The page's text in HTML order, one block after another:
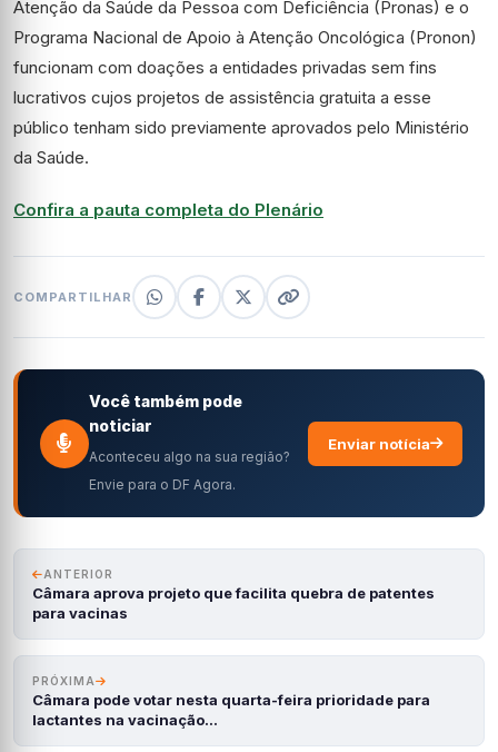
Atenção da Saúde da Pessoa com Deficiência (Pronas) e o
Programa Nacional de Apoio à Atenção Oncológica (Pronon)
funcionam com doações a entidades privadas sem fins
lucrativos cujos projetos de assistência gratuita a esse
público tenham sido previamente aprovados pelo Ministério
da Saúde.
Confira a pauta completa do Plenário
COMPARTILHAR
Você também pode
noticiar
Aconteceu algo na sua região?
Envie para o DF Agora.
Enviar notícia
ANTERIOR
Câmara aprova projeto que facilita quebra de patentes
para vacinas
PRÓXIMA
Câmara pode votar nesta quarta-feira prioridade para
lactantes na vacinação…